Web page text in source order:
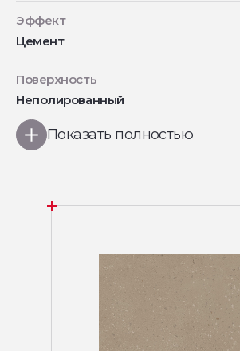
Эффект
Цемент
Поверхность
Неполированный
Показать полностью